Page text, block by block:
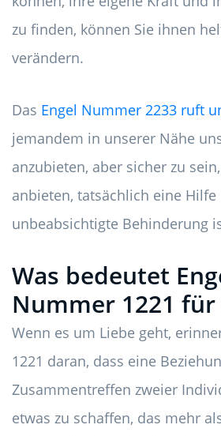
zu finden, können Sie ihnen
verändern.
Das Engel Nummer 2233 ruft
jemandem in unserer Nähe
anzubieten, aber sicher zu
anbieten, tatsächlich eine Hilfe
unbeabsichtigte Behinderung
Was bedeutet
Nummer 1221 für
Wenn es um Liebe geht,
1221 daran, dass eine
Zusammentreffen zweier
etwas zu schaffen, das mehr